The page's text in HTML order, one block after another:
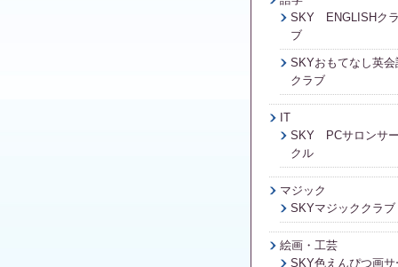
SKY ENGLISHクラ
ブ
SKYおもてなし英会
クラブ
IT
SKY PCサロンサー
クル
マジック
SKYマジッククラブ
絵画・工芸
SKY色えんぴつ画サ